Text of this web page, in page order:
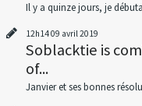
Il y a quinze jours, je
12h1409 avril 2019
Soblacktie is
of...
Janvier et ses bonnes